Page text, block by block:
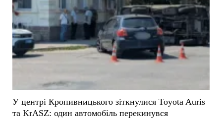
У центрі Кропивницького зіткнулися Toyota Auris
та KrASZ: один автомобіль перекинувся